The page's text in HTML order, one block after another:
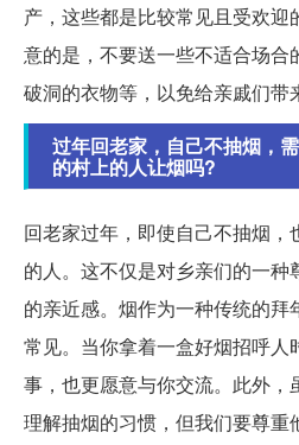
产，这些都是比较常见且受欢迎
意的是，不要送一些不适合场合
破洞的衣物等，以免给亲戚们带
过年回老家，自己不抽烟，
的村上的人让烟吗?
回老家过年，即使自己不抽烟，
的人。这不仅是对乡亲们的一种
的亲近感。烟作为一种传统的
常见。当你拿着一盒好烟招呼人
事，也更愿意与你交流。此外，
理解抽烟的习惯，但我们要尊重